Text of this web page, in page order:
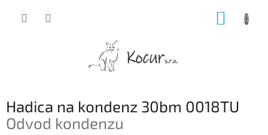
Hadica na kondenz 30bm 0018TU
Odvod kondenzu